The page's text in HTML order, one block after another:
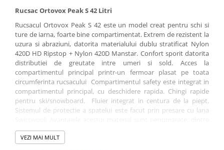
Rucsac Ortovox Peak S 42 Litri
Rucsacul Ortovox Peak S 42 este un model creat pentru schi si
ture de iarna, foarte bine compartimentat. Extrem de rezistent la
uzura si abraziuni, datorita materialului dublu stratificat Nylon
420D HD Ripstop + Nylon 420D Manstar. Confort sporit datorita
distributiei de greutate intre umeri si sold. Acces la
compartimentul principal printr-un fermoar plasat pe toata
circumferinta rucsacului Compartimentul safety este integrat in
compartimentul principal, cu deschidere rapida. Chingi rapide
pentru ski/snowboard. Fluier integrat in centura de la piept.
Sistemul de protectie a spatelui este facut prin presare cu lana
care mentionam: Management al transpiratiei excelent, material
foarte confortabil si placut la atingere, nu se simte umezeala, se
VEZI MAI MULT